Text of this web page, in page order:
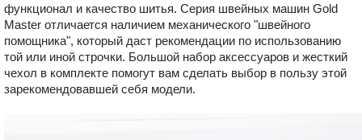
функционал и качество шитья. Серия швейных машин Gold
Master отличается наличием механического "швейного
помощника", который даст рекомендации по использованию
той или иной строчки. Большой набор аксессуаров и жесткий
чехол в комплекте помогут вам сделать выбор в пользу этой
зарекомендовавшей себя модели.